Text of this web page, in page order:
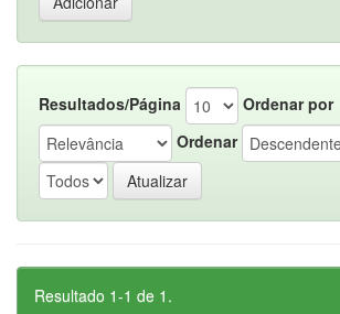
Resultados/Página
Ordenar por
Ordenar
Resultado 1-1 de 1.